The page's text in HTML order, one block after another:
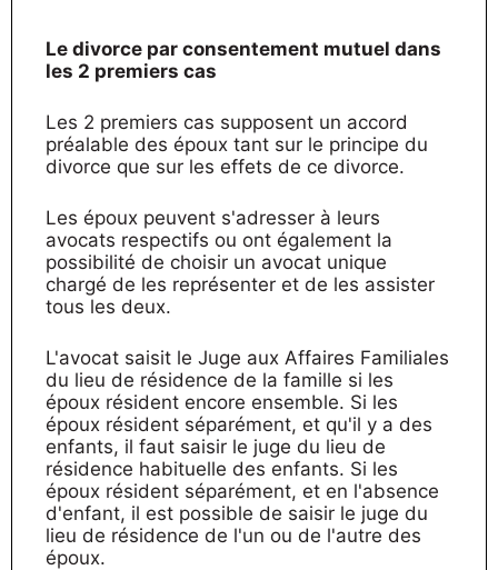
Le divorce par consentement mutuel dans
les 2 premiers cas
Les 2 premiers cas supposent un accord
préalable des époux tant sur le principe du
divorce que sur les effets de ce divorce.
Les époux peuvent s'adresser à leurs
avocats respectifs ou ont également la
possibilité de choisir un avocat unique
chargé de les représenter et de les assister
tous les deux.
L'avocat saisit le Juge aux Affaires Familiales
du lieu de résidence de la famille si les
époux résident encore ensemble. Si les
époux résident séparément, et qu'il y a des
enfants, il faut saisir le juge du lieu de
résidence habituelle des enfants. Si les
époux résident séparément, et en l'absence
d'enfant, il est possible de saisir le juge du
lieu de résidence de l'un ou de l'autre des
époux.